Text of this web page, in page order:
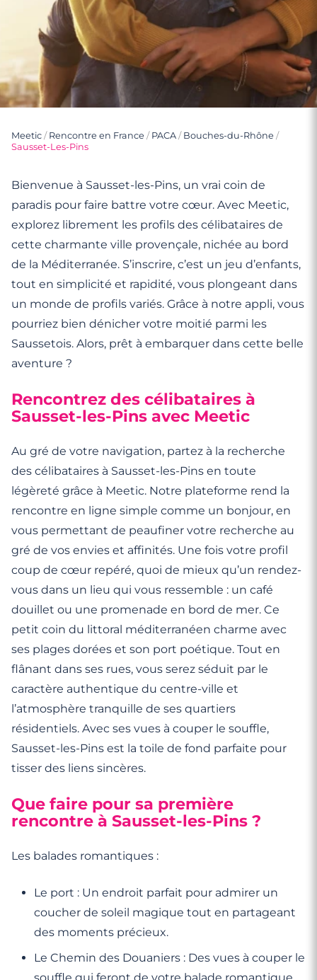
Meetic / Rencontre en France / PACA / Bouches-du-Rhône /
Sausset-Les-Pins
Bienvenue à Sausset-les-Pins, un vrai coin de
paradis pour faire battre votre cœur. Avec Meetic,
explorez librement les profils des célibataires de
cette charmante ville provençale, nichée au bord
de la Méditerranée. S’inscrire, c’est un jeu d’enfants,
tout en simplicité et rapidité, vous plongeant dans
un monde de profils variés. Grâce à notre appli, vous
pourriez bien dénicher votre moitié parmi les
Saussetois. Alors, prêt à embarquer dans cette belle
aventure ?
Rencontrez des célibataires à
Sausset-les-Pins avec Meetic
Au gré de votre navigation, partez à la recherche
des célibataires à Sausset-les-Pins en toute
légèreté grâce à Meetic. Notre plateforme rend la
rencontre en ligne simple comme un bonjour, en
vous permettant de peaufiner votre recherche au
gré de vos envies et affinités. Une fois votre profil
coup de cœur repéré, quoi de mieux qu’un rendez-
vous dans un lieu qui vous ressemble : un café
douillet ou une promenade en bord de mer. Ce
petit coin du littoral méditerranéen charme avec
ses plages dorées et son port poétique. Tout en
flânant dans ses rues, vous serez séduit par le
caractère authentique du centre-ville et
l’atmosphère tranquille de ses quartiers
résidentiels. Avec ses vues à couper le souffle,
Sausset-les-Pins est la toile de fond parfaite pour
tisser des liens sincères.
Que faire pour sa première
rencontre à Sausset-les-Pins ?
Les balades romantiques :
Le port : Un endroit parfait pour admirer un
coucher de soleil magique tout en partageant
des moments précieux.
Le Chemin des Douaniers : Des vues à couper le